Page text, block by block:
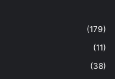
(179)
(11)
(38)